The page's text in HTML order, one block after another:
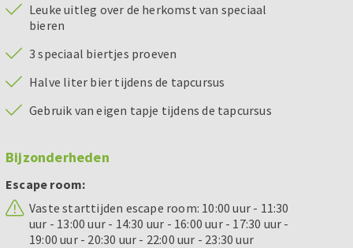
Leuke uitleg over de herkomst van speciaal
bieren
3 speciaal biertjes proeven
Halve liter bier tijdens de tapcursus
Gebruik van eigen tapje tijdens de tapcursus
Bijzonderheden
Escape room:
Vaste starttijden escape room: 10:00 uur - 11:30
uur - 13:00 uur - 14:30 uur - 16:00 uur - 17:30 uur -
19:00 uur - 20:30 uur - 22:00 uur - 23:30 uur